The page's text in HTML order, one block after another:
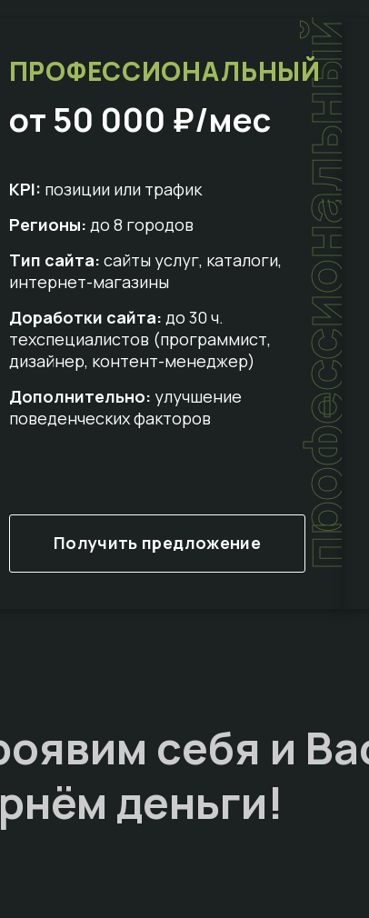
профессиональный
ПРОФЕССИОНАЛЬНЫЙ
от 50 000 ₽/мес
KPI: позиции или трафик
Регионы: до 8 городов
Тип сайта: сайты услуг, каталоги,
интернет-магазины
Доработки сайта: до 30 ч.
техспециалистов (программист,
дизайнер, контент-менеджер)
Дополнительно: улучшение
поведенческих факторов
Получить предложение
себя и
деньги!